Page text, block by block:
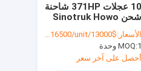
10 عجلات 371HP شاحنة
شحن Sinotruk Howo
20 طن 30 طن
الأسعار:$13000/unit-$16500/unit
MOQ:1 وحدة
أحصل على آخر سعر